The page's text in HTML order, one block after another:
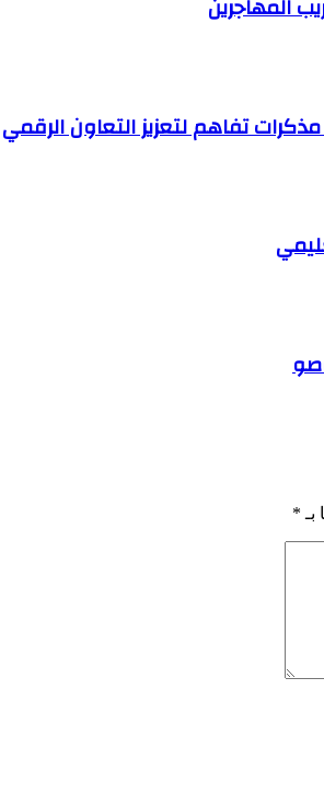
المهاجرين
تفاهم لتعزيز التعاون الرقمي
بـ *